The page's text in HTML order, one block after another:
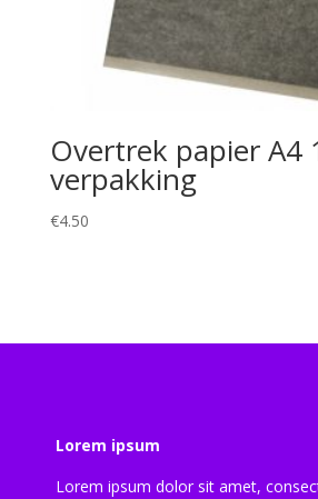
Overtrek papier A4
verpakking
€4.50
Lorem ipsum
Lorem ipsum dolor sit amet,